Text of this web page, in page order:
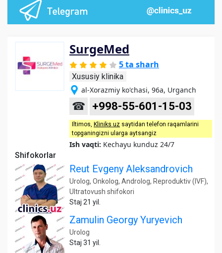
SurgeMed
5 ta sharh
Xususiy klinika
al-Xorazmiy ko'chasi, 96a, Urganch
☎ +998-55-601-15-03
Iltimos, Kliniks uz saytidan telefon raqamlarini
topganingizni ularga aytsangiz
Ish vaqti: Kechayu kunduz 24/7
Shifokorlar
Reut Evgeny Aleksandrovich
Urolog, Onkolog, Androlog, Reproduktiv (IVF),
Ultratovush shifokori
Staj 21 yil.
Zamulin Georgy Yuryevich
Urolog
Staj 31 yil.